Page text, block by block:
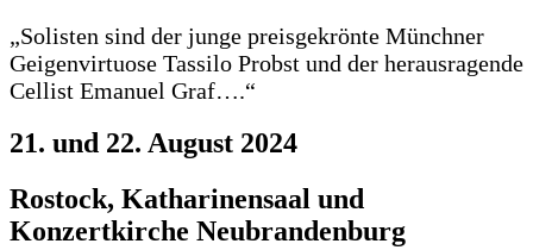
„Solisten sind der junge preisgekrönte Münchner
Geigenvirtuose Tassilo Probst und der herausragende
Cellist Emanuel Graf….“
21. und 22. August 2024
Rostock, Katharinensaal und
Konzertkirche Neubrandenburg